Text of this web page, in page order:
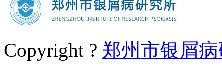
Copyright ? 郑州市银屑